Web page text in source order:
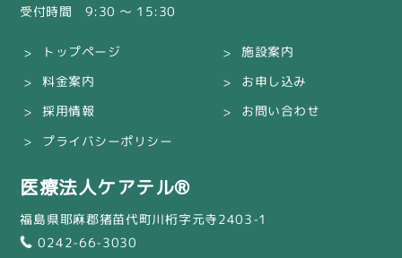
受付時間 9:30 〜 15:30
トップページ
施設案内
料金案内
お申し込み
採用情報
お問い合わせ
プライバシーポリシー
医療法人ケアテル®
福島県耶麻郡猪苗代町川桁字元寺2403-1
0242-66-3030